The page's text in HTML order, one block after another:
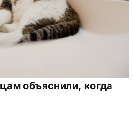
объяснили, когда